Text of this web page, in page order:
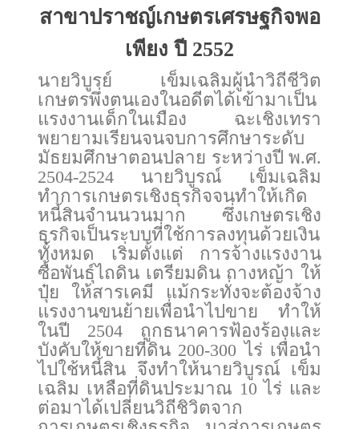
สาขาปราชญ์เกษตรเศรษฐกิจพอ
เพียง ปี 2552
นายวิบูรย์ เข็มเฉลิมผู้นำวิถีชีวิต
เกษตรพึ่งตนเองในอดีตได้เข้ามาเป็น
แรงงานเด็กในเมือง ฉะเชิงเทรา
พยายามเรียนจนจบการศึกษาระดับ
มัธยมศึกษาตอนปลาย ระหว่างปี พ.ศ.
2504-2524 นายวิบูรณ์ เข็มเฉลิม
ทำการเกษตรเชิงธุรกิจจนทำให้เกิด
หนี้สินจำนนวนมาก ซึ่งเกษตรเชิง
ธุรกิจเป็นระบบที่ใช้การลงทุนด้วยเงิน
ทั้งหมด เริ่มตั้งแต่ การจ้างแรงงาน
ซื้อพันธุ์ไถดิน เตรียมดิน ถางหญ้า ให้
ปุ๋ย ให้สารเคมี แม้กระทั่งจะต้องจ้าง
แรงงานขนย้ายเพื่อนำไปขาย ทำให้
ในปี 2504 ถูกธนาคารฟ้องร้องและ
บังคับให้ขายที่ดิน 200-300 ไร่ เพื่อนำ
ไปใช้หนี้สิน จึงทำให้นายวิบูรณ์ เข็ม
เฉลิม เหลือที่ดินประมาณ 10 ไร่ และ
ต่อมาได้เปลี่ยนวิถีชิวิตจาก